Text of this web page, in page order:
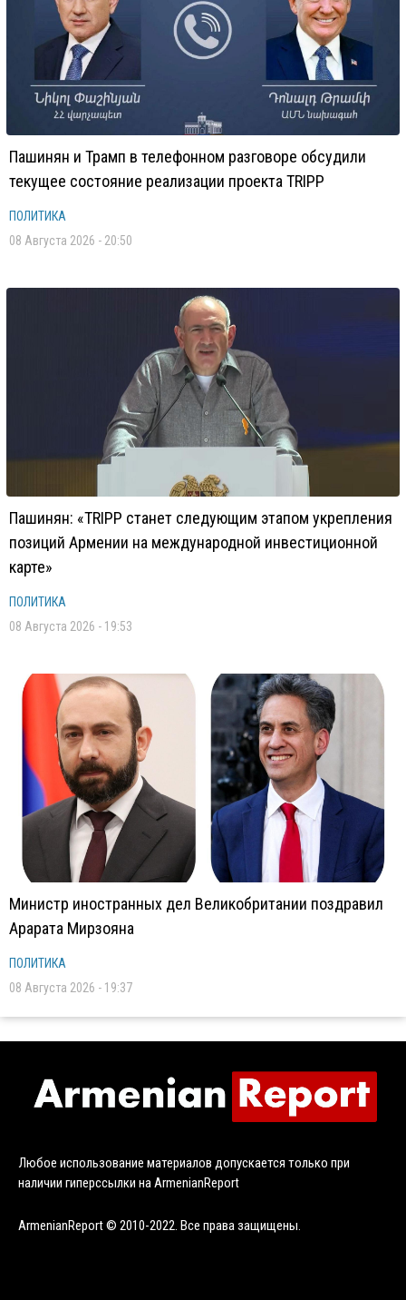
Пашинян и Трамп в телефонном разговоре обсудили
текущее состояние реализации проекта TRIPP
ПОЛИТИКА
08 Августа 2026 - 20:50
Пашинян: «TRIPP станет следующим этапом укрепления
позиций Армении на международной инвестиционной
карте»
ПОЛИТИКА
08 Августа 2026 - 19:53
Министр иностранных дел Великобритании поздравил
Арарата Мирзояна
ПОЛИТИКА
08 Августа 2026 - 19:37
Любое использование материалов допускается только при
наличии гиперссылки на ArmenianReport
ArmenianReport © 2010-2022. Все права защищены.